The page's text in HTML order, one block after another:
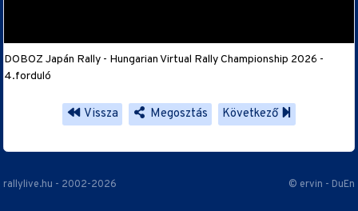
DOBOZ Japán Rally - Hungarian Virtual Rally Championship 2026 -
4.forduló
Vissza Megosztás Következő
rallylive.hu - 2002-2026 © ervin - DuEn